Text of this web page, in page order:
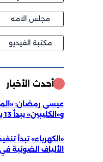
مجلس الامه
مكتبة الفيديو
أحدث الأخبار
و«الكليبين» يبدأ 13 يومًا من الحر والرطوبة
«الكهرباء» تبدأ
الألياف الضوئية